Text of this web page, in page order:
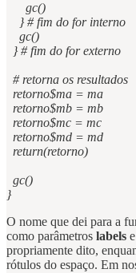
gc()
} # fim do for interno
gc()
} # fim do for externo
# retorna os resultados
retorno$ma = ma
retorno$mb = mb
retorno$mc = mc
retorno$md = md
return(retorno)
gc()
}
O nome que dei para a
como parâmetros labels e
propriamente dito,
rótulos do espaço. Em